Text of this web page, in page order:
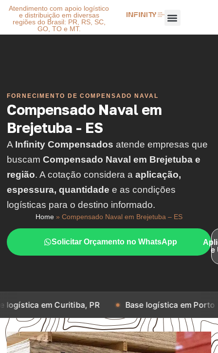
Atendimento com apoio logístico
e distribuição em diversas
regiões do Brasil: PR, RS, SC,
GO, TO e MT.
FORNECIMENTO DE COMPENSADO NAVAL
Compensado Naval em
Brejetuba - ES
A Infinity Compensados atende empresas que
buscam Compensado Naval em Brejetuba e
região. A cotação considera a aplicação,
espessura, quantidade e as condições
logísticas para o destino informado.
Home » Compensado Naval em Brejetuba – ES
Solicitar Orçamento no WhatsApp
e
Curitiba, PR Base logística em Porto Alegre, RS